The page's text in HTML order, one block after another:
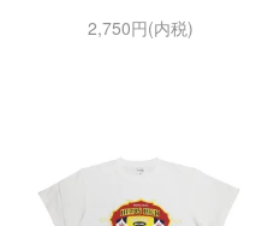
2,750円(内税)